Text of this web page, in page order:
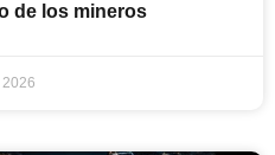
de los mineros